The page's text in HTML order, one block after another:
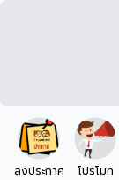
ลงประกาศ โปรโมท